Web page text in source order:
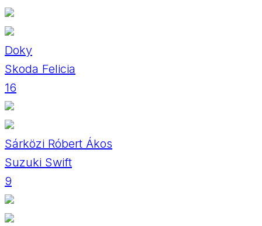
Doky
Skoda Felicia
16
Sárközi Róbert Ákos
Suzuki Swift
9